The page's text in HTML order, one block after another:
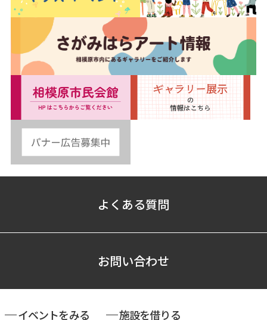
よくある質問
お問い合わせ
イベントをみる 施設を借りる